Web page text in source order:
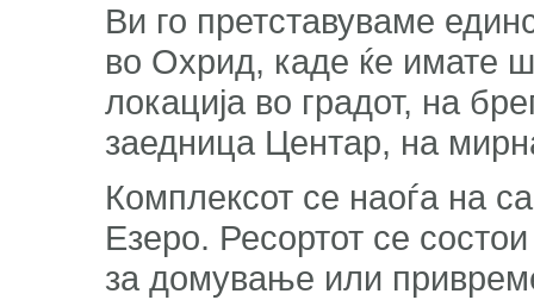
Ви го претставуваме
во Охрид, каде ќе имате
локација во градот, на
заедница Центар, на
Комплексот се наоѓа на
Езеро. Ресортот се
за домување или